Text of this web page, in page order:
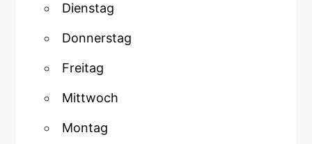
Dienstag
Donnerstag
Freitag
Mittwoch
Montag